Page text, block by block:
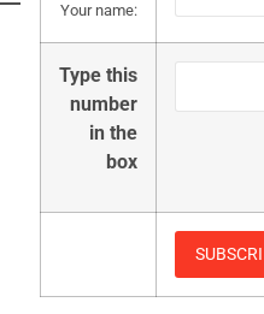
Your name:
Type this
number
in the
box